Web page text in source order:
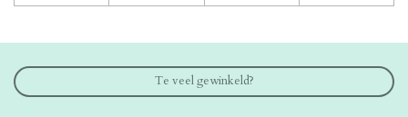
Te veel gewinkeld?